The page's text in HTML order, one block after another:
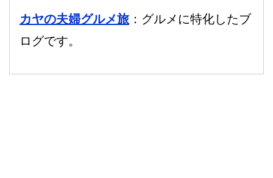
カヤの夫婦グルメ旅 ：グルメに特化したブ
ログです。